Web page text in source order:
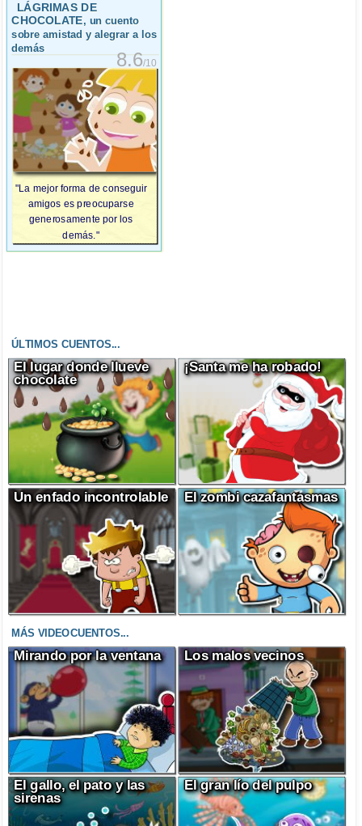
LÁGRIMAS DE
CHOCOLATE, un cuento
sobre amistad y alegrar a los
demás
8.6/10
"La mejor forma de conseguir
amigos es preocuparse
generosamente por los
demás."
ÚLTIMOS CUENTOS...
El lugar donde llueve
chocolate
¡Santa me ha robado!
Un enfado incontrolable El zombi cazafantasmas
MÁS VIDEOCUENTOS...
Mirando por la ventana Los malos vecinos
El gallo, el pato y las
sirenas
El gran lío del pulpo